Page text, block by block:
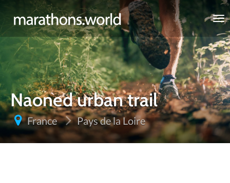
marathons.world
Naoned urban trail
France Pays de la Loire